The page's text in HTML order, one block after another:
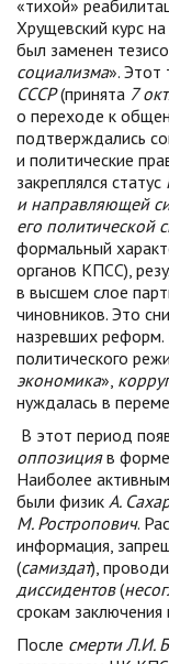
«тихой»
Хрущевский курс
был заменен
социализма». Этот
СССР(принята 7
о переходе к
подтверждались
и политические
закреплялся статус
и направляющей
его политической
формальный
органов КПСС),
в высшем слое
чиновников. Это
назревших
политического
экономика»,
нуждалась в
В этот период
оппозицияв форме
Наиболее
были физик А.
М. Ростропович.
информация,
(самиздат),
диссидентов (
срокам
После смерти Л.И.